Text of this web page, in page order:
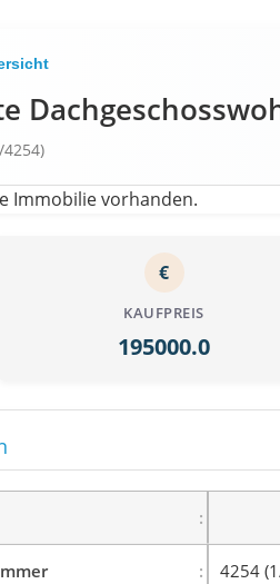
Immobilie vorhanden.
€
KAUFPREIS
195000.0
4254